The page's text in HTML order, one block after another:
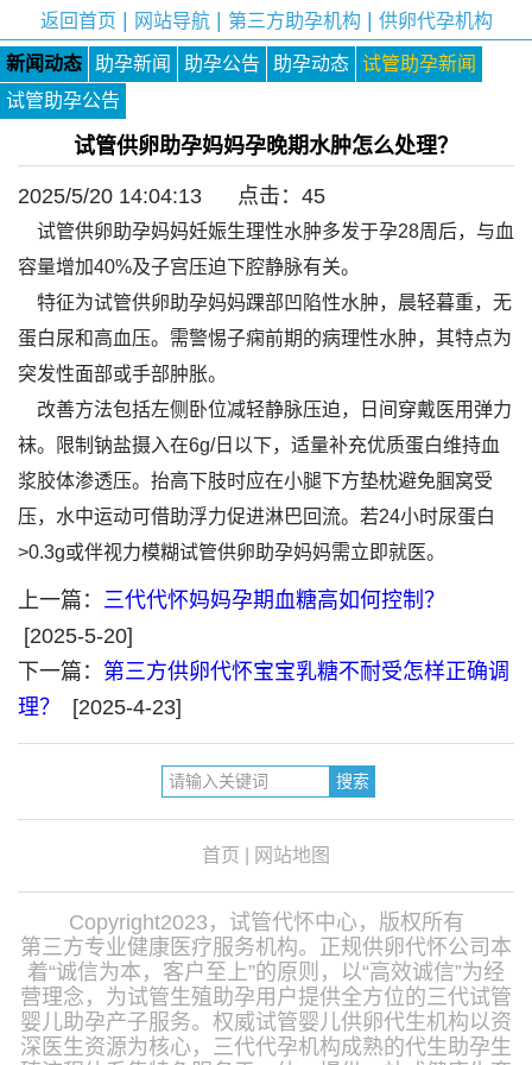
返回首页 网站导航| 第三方助孕机构 供卵代孕机构
新闻动态 助孕新闻 助孕公告 助孕动态
试管助孕新闻
试管助孕公告
试管供卵助孕妈妈孕晚期水肿怎么处理？
2025/5/20 14:04:13 点击： 45
试管供卵助孕妈妈妊娠生理性水肿多发于孕28周后，与血
容量增加40%及子宫压迫下腔静脉有关。
特征为试管供卵助孕妈妈踝部凹陷性水肿，晨轻暮重，无
蛋白尿和高血压。需警惕子痫前期的病理性水肿，其特点为
突发性面部或手部肿胀。
改善方法包括左侧卧位减轻静脉压迫，日间穿戴医用弹力
袜。限制钠盐摄入在6g/日以下，适量补充优质蛋白维持血
浆胶体渗透压。抬高下肢时应在小腿下方垫枕避免腘窝受
压，水中运动可借助浮力促进淋巴回流。若24小时尿蛋白
>0.3g或伴视力模糊试管供卵助孕妈妈需立即就医。
上一篇： 三代代怀妈妈孕期血糖高如何控制？
[2025-5-20]
下一篇： 第三方供卵代怀宝宝乳糖不耐受怎样正确调
理？
[2025-4-23]
首页 网站地图
Copyright2023，试管代怀中心，版权所有
第三方专业健康医疗服务机构。正规供卵代怀公司本
着“诚信为本，客户至上”的原则，以“高效诚信”为经
营理念，为试管生殖助孕用户提供全方位的三代试管
婴儿助孕产子服务。权威试管婴儿供卵代生机构以资
深医生资源为核心，三代代孕机构成熟的代生助孕生